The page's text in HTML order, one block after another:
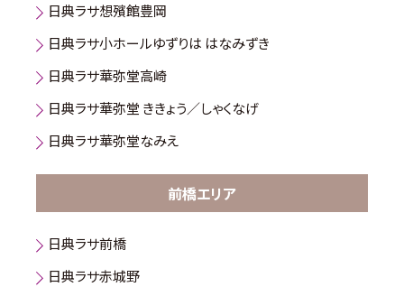
日典ラサ想殯館豊岡
日典ラサ小ホールゆずりは はなみずき
日典ラサ華弥堂高崎
日典ラサ華弥堂 ききょう／しゃくなげ
日典ラサ華弥堂なみえ
前橋エリア
日典ラサ前橋
日典ラサ赤城野